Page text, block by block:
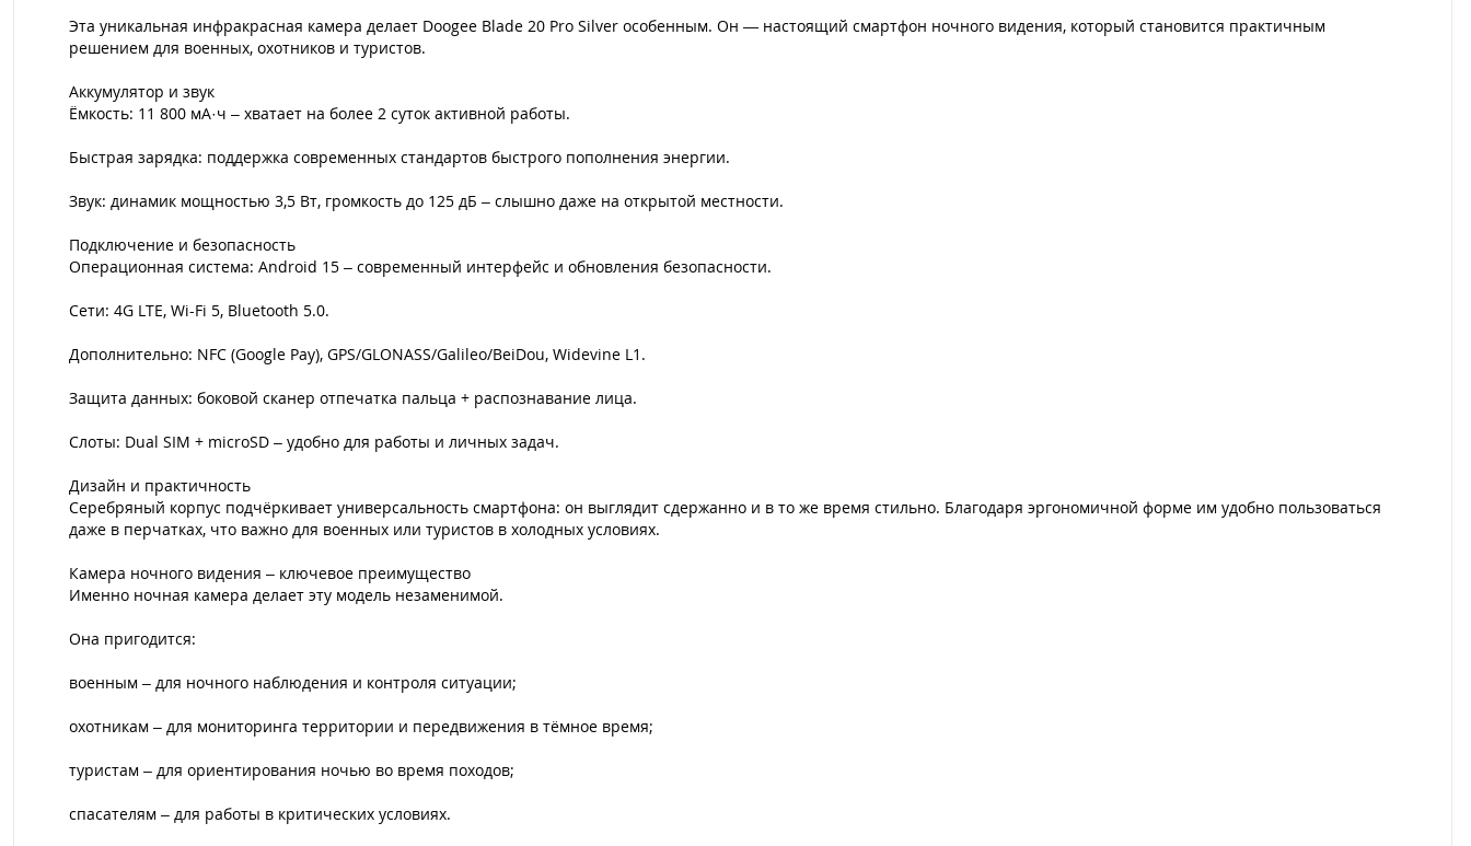
Эта уникальная инфракрасная камера делает Doogee Blade 20 Pro Silver особенным. Он — настоящий смартфон ночного видения, который становится практичным
решением для военных, охотников и туристов.
Аккумулятор и звук
Ёмкость: 11 800 мА·ч – хватает на более 2 суток активной работы.
Быстрая зарядка: поддержка современных стандартов быстрого пополнения энергии.
Звук: динамик мощностью 3,5 Вт, громкость до 125 дБ – слышно даже на открытой местности.
Подключение и безопасность
Операционная система: Android 15 – современный интерфейс и обновления безопасности.
Сети: 4G LTE, Wi-Fi 5, Bluetooth 5.0.
Дополнительно: NFC (Google Pay), GPS/GLONASS/Galileo/BeiDou, Widevine L1.
Защита данных: боковой сканер отпечатка пальца + распознавание лица.
Слоты: Dual SIM + microSD – удобно для работы и личных задач.
Дизайн и практичность
Серебряный корпус подчёркивает универсальность смартфона: он выглядит сдержанно и в то же время стильно. Благодаря эргономичной форме им удобно пользоваться
даже в перчатках, что важно для военных или туристов в холодных условиях.
Камера ночного видения – ключевое преимущество
Именно ночная камера делает эту модель незаменимой.
Она пригодится:
военным – для ночного наблюдения и контроля ситуации;
охотникам – для мониторинга территории и передвижения в тёмное время;
туристам – для ориентирования ночью во время походов;
спасателям – для работы в критических условиях.